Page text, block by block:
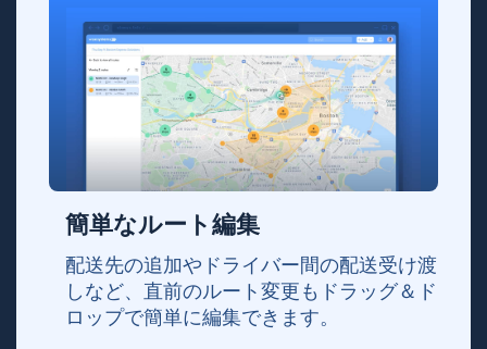
簡単なルート編集
配送先の追加やドライバー間の配送受け渡
しなど、直前のルート変更もドラッグ＆ド
ロップで簡単に編集できます。